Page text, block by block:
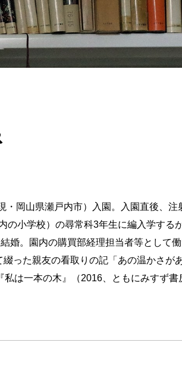
岡山県瀬戸内市）入園。入園直後、注
小学校）の尋常科3年生に編入学する
婚。園内の購買部経理担当者等として
った親友の看取りの記「あの温かさが
は一本の木』（2016、ともにみすず書